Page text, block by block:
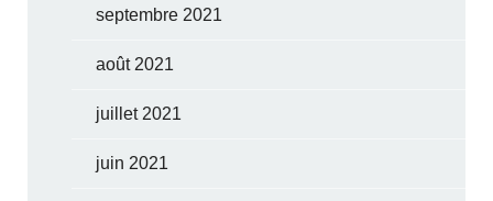
septembre 2021
août 2021
juillet 2021
juin 2021